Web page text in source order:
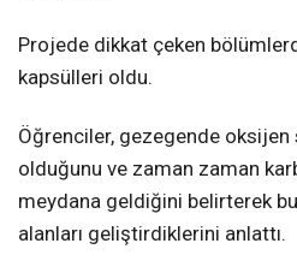
Projede dikkat çeken
kapsülleri oldu.
Öğrenciler, gezegende
olduğunu ve zaman zaman
meydana geldiğini belirterek
alanları geliştirdiklerini anlattı.